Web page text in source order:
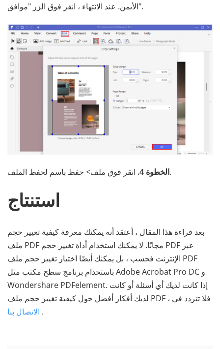
الأيمن. عند الانتهاء ، انقر فوق الزر "موافق".
الخطوة 4.انقر فوق ملف> حفظ باسم لحفظ الملف.
استنتاج
بعد قراءة هذا المقال ، أعتقد أنه يمكنك معرفة كيفية تغيير حجم
ملف PDF مجانًا. لا يمكنك استخدام أداة تغيير حجم PDF عبر
الإنترنت فحسب ، بل يمكنك أيضًا اختيار تغيير حجم ملف PDF
باستخدام برنامج سطح مكتب مثل Adobe Acrobat Pro DC و
Wondershare PDFelement. إذا كانت لديك أي أسئلة أو كانت
لديك أفكار أفضل حول كيفية تغيير حجم ملف PDF ، فلا تتردد في
الاتصال بنا .